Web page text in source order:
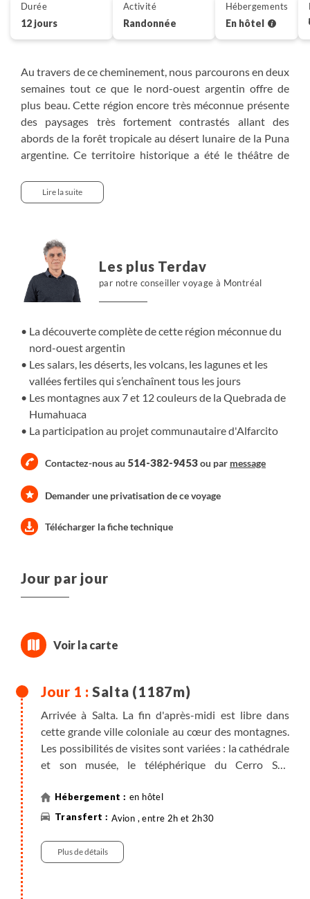
Au travers de ce cheminement, nous parcourons en deux
semaines tout ce que le nord-ouest argentin offre de
plus beau. Cette région encore très méconnue présente
des paysages très fortement contrastés allant des
abords de la forêt tropicale au désert lunaire de la Puna
argentine. Ce territoire historique a été le théâtre de
000 ans, mais aussi la scène d'événements naturels
extraordinaires qui ont façonné ces paysages
sur les routes de l'Altiplano pour aller observer les
montagnes arc-en-ciel de la Quebrada de Humahuaca.
Nous continuons en gagnant en altitude pour atteindre
les salines où les panoramas alternent entre étendue de
blanc immaculé et de miroir d'eau. Nous poursuivons
cône parfait d'Arita. Cette activité volcanique a ainsi
provoqué des formations surréalistes comme les forêts
de pierre et les pointes acérées de la Quebrada de las
Flechas. Nous terminons avec les vallées verdoyantes et
viticoles de Cafayate puis les champs de tabac des
vallées calchaquies. Cette itinérance est ponctuée de
rencontres avec les habitants de la région avec
notamment une expérience communautaire à Alfarcito.
Un voyage qui nous mène dans un autre monde...
Lire la suite
Les plus Terdav
par notre conseiller voyage à Montréal
La découverte complète de cette région méconnue du
nord-ouest argentin
Les salars, les déserts, les volcans, les lagunes et les
vallées fertiles qui s’enchaînent tous les jours
Les montagnes aux 7 et 12 couleurs de la Quebrada de
Humahuaca
La participation au projet communautaire d'Alfarcito
Contactez-nous au 514-382-9453ou par message
Durée
12 jours
Activité
Randonnée
Hébergements
En hôtel
Demander une privatisation de ce voyage
Télécharger la fiche technique
Jour par jour
Salta (1187m)
Arrivée à Salta. La fin d'après-midi est libre dans
cette grande ville coloniale au cœur des montagnes.
Les possibilités de visites sont variées : la cathédrale
et son musée, le téléphérique du Cerro San
Vaqueros, Quebrada de Castellanos... Enfin, le
musée archéologique de haute montagne qui
environnants et qui datent de l'époque inca.
Repas libres.
en hôtel
Avion , entre 2h et 2h30
Plus de détails